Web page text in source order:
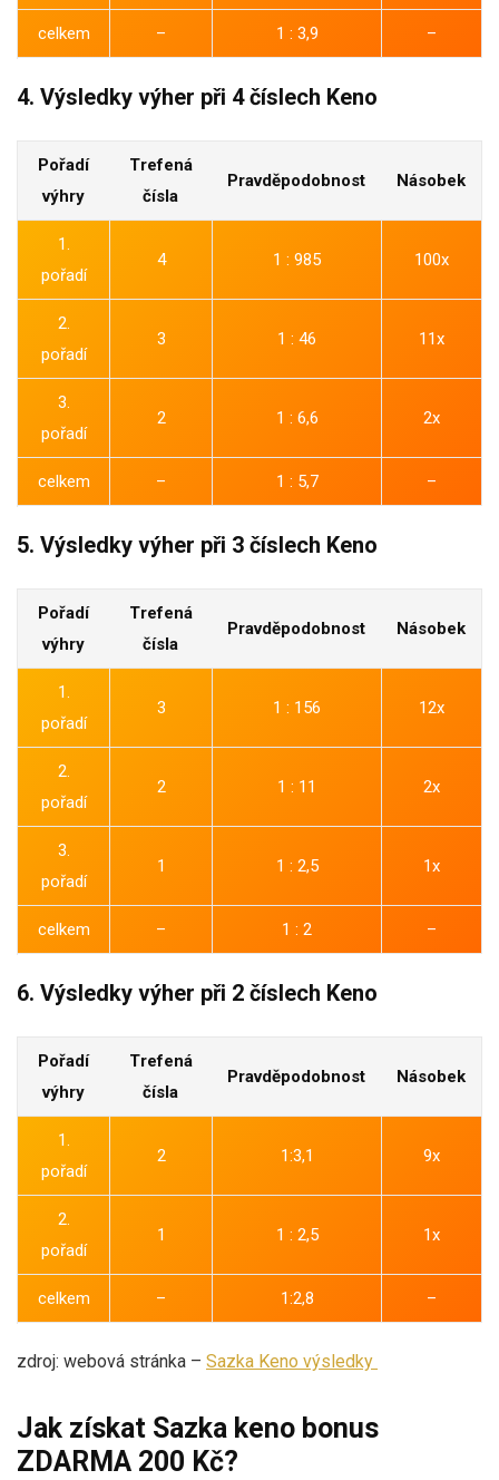
celkem – 1 : 3,9 –
4. Výsledky výher při 4 číslech Keno
Pořadí
výhry
Trefená
čísla
Pravděpodobnost Násobek
1.
pořadí
4 1 : 985 100x
2.
pořadí
3 1 : 46 11x
3.
pořadí
2 1 : 6,6 2x
celkem – 1 : 5,7 –
5. Výsledky výher při 3 číslech Keno
Pořadí
výhry
Trefená
čísla
Pravděpodobnost Násobek
1.
pořadí
3 1 : 156 12x
2.
pořadí
2 1 : 11 2x
3.
pořadí
1 1 : 2,5 1x
celkem – 1 : 2 –
6. Výsledky výher při 2 číslech Keno
Pořadí
výhry
Trefená
čísla
Pravděpodobnost Násobek
1.
pořadí
2 1:3,1 9x
2.
pořadí
1 1 : 2,5 1x
celkem – 1:2,8 –
zdroj: webová stránka – Sazka Keno výsledky
Jak získat Sazka keno bonus
ZDARMA 200 Kč?